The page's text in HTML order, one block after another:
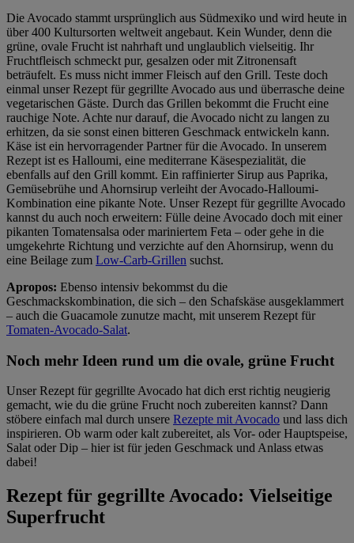
Die Avocado stammt ursprünglich aus Südmexiko und wird heute in
über 400 Kultursorten weltweit angebaut. Kein Wunder, denn die
grüne, ovale Frucht ist nahrhaft und unglaublich vielseitig. Ihr
Fruchtfleisch schmeckt pur, gesalzen oder mit Zitronensaft
beträufelt. Es muss nicht immer Fleisch auf den Grill. Teste doch
einmal unser Rezept für gegrillte Avocado aus und überrasche deine
vegetarischen Gäste. Durch das Grillen bekommt die Frucht eine
rauchige Note. Achte nur darauf, die Avocado nicht zu langen zu
erhitzen, da sie sonst einen bitteren Geschmack entwickeln kann.
Käse ist ein hervorragender Partner für die Avocado. In unserem
Rezept ist es Halloumi, eine mediterrane Käsespezialität, die
ebenfalls auf den Grill kommt. Ein raffinierter Sirup aus Paprika,
Gemüsebrühe und Ahornsirup verleiht der Avocado-Halloumi-
Kombination eine pikante Note. Unser Rezept für gegrillte Avocado
kannst du auch noch erweitern: Fülle deine Avocado doch mit einer
pikanten Tomatensalsa oder mariniertem Feta – oder gehe in die
umgekehrte Richtung und verzichte auf den Ahornsirup, wenn du
eine Beilage zum Low-Carb-Grillen suchst.
Apropos: Ebenso intensiv bekommst du die
Geschmackskombination, die sich – den Schafskäse ausgeklammert
– auch die Guacamole zunutze macht, mit unserem Rezept für
Tomaten-Avocado-Salat.
Noch mehr Ideen rund um die ovale, grüne Frucht
Unser Rezept für gegrillte Avocado hat dich erst richtig neugierig
gemacht, wie du die grüne Frucht noch zubereiten kannst? Dann
stöbere einfach mal durch unsere Rezepte mit Avocado und lass dich
inspirieren. Ob warm oder kalt zubereitet, als Vor- oder Hauptspeise,
Salat oder Dip – hier ist für jeden Geschmack und Anlass etwas
dabei!
Rezept für gegrillte Avocado: Vielseitige
Superfrucht